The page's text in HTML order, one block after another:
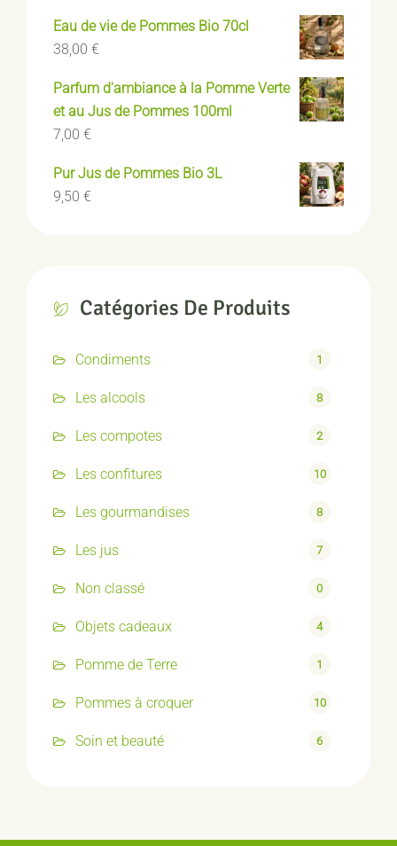
Eau de vie de Pommes Bio 70cl
38,00 €
Parfum d'ambiance à la Pomme Verte
et au Jus de Pommes 100ml
7,00 €
Pur Jus de Pommes Bio 3L
9,50 €
Catégories De Produits
Condiments 1
Les alcools 8
Les compotes 2
Les confitures 10
Les gourmandises 8
Les jus 7
Non classé 0
Objets cadeaux 4
Pomme de Terre 1
Pommes à croquer 10
Soin et beauté 6